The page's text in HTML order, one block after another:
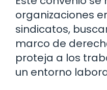
organizaciones
sindicatos,
marco de
proteja a los
un entorno